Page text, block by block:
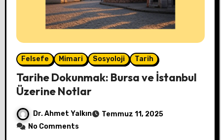
Felsefe Mimari Sosyoloji Tarih
Tarihe Dokunmak: Bursa ve İstanbul
Üzerine Notlar
Dr. Ahmet Yalkın
Temmuz 11, 2025
No Comments